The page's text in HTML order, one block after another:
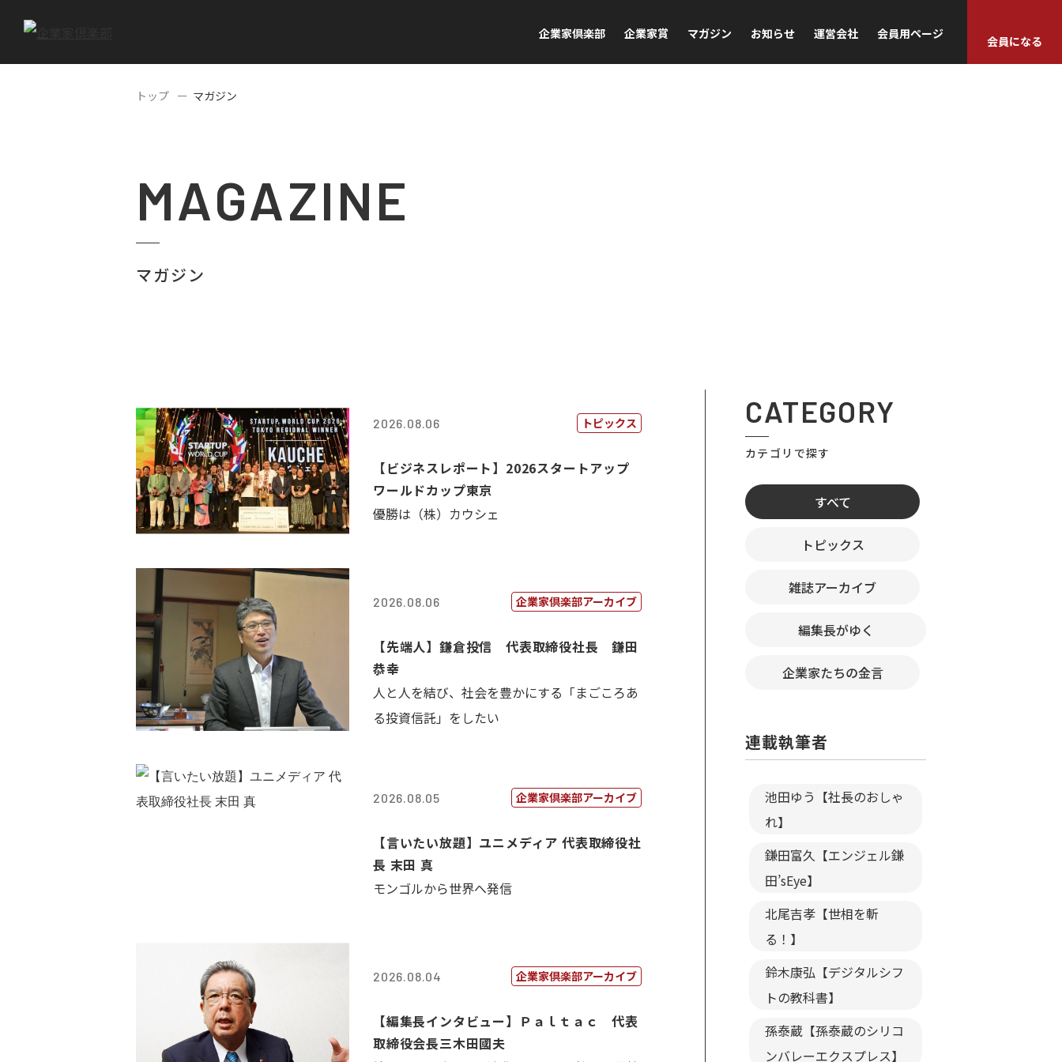
企業家倶楽部 企業家賞 マガジン お知らせ 運営会社 会員用ページ
会員になる
トップ マガジン
MAGAZINE
マガジン
2026.08.06 トピックス
【ビジネスレポート】2026スタートアップ
ワールドカップ東京
優勝は（株）カウシェ
2026.08.06 企業家倶楽部アーカイブ
【先端人】鎌倉投信 代表取締役社長 鎌田
恭幸
人と人を結び、社会を豊かにする「まごころあ
る投資信託」をしたい
2026.08.05 企業家倶楽部アーカイブ
【言いたい放題】ユニメディア 代表取締役社
長 末田 真
モンゴルから世界へ発信
2026.08.04 企業家倶楽部アーカイブ
【編集長インタビュー】Ｐａｌｔａｃ 代表
取締役会長三木田國夫
CATEGORY
カテゴリで探す
すべて
トピックス
雑誌アーカイブ
編集長がゆく
企業家たちの金言
連載執筆者
池田ゆう【社長のおしゃ
れ】
鎌田富久【エンジェル鎌
田’sEye】
北尾吉孝【世相を斬
る！】
鈴木康弘【デジタルシフ
トの教科書】
孫泰蔵【孫泰蔵のシリコ
ンバレーエクスプレス】